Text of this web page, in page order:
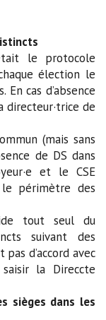
le protocole
élection le
cas d’absence
directeur·trice de
(mais sans
de DS dans
et le CSE
périmètre des
tout seul du
suivant des
d’accord avec
la Direccte
sièges dans les